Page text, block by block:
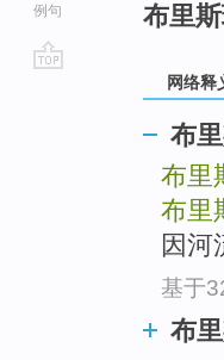
例句
布里
网络释
布
布里
布里
因河
基于
布